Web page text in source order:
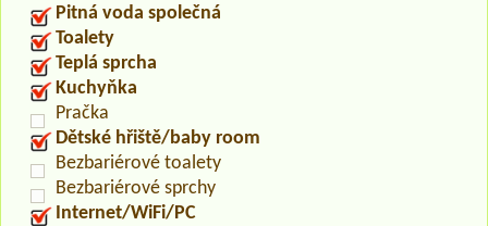
Pitná voda společná
Toalety
Teplá sprcha
Kuchyňka
Pračka
Dětské hřiště/baby room
Bezbariérové toalety
Bezbariérové sprchy
Internet/WiFi/PC